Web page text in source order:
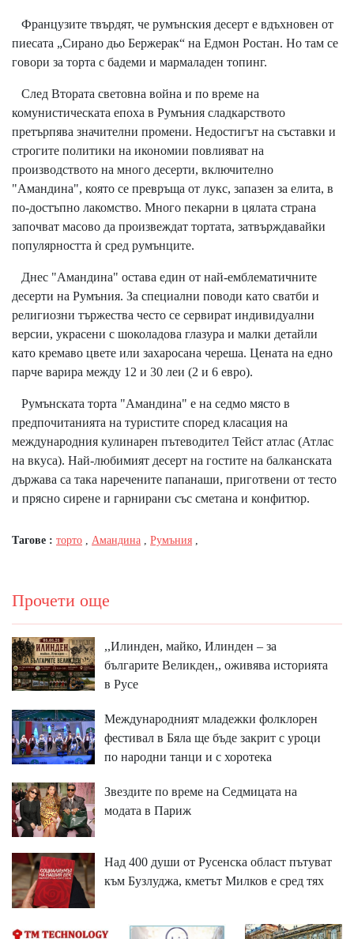
Французите твърдят, че румънския десерт е вдъхновен от
пиесата „Сирано дьо Бержерак“ на Едмон Ростан. Но там се
говори за торта с бадеми и мармаладен топинг.
След Втората световна война и по време на
комунистическата епоха в Румъния сладкарството
претърпява значителни промени. Недостигът на съставки и
строгите политики на икономии повлияват на
производството на много десерти, включително
"Амандина", която се превръща от лукс, запазен за елита, в
по-достъпно лакомство. Много пекарни в цялата страна
започват масово да произвеждат тортата, затвърждавайки
популярността ѝ сред румънците.
Днес "Амандина" остава един от най-емблематичните
десерти на Румъния. За специални поводи като сватби и
религиозни тържества често се сервират индивидуални
версии, украсени с шоколадова глазура и малки детайли
като кремаво цвете или захаросана череша. Цената на едно
парче варира между 12 и 30 леи (2 и 6 евро).
Румънската торта "Амандина" е на седмо място в
предпочитанията на туристите според класация на
международния кулинарен пътеводител Тейст атлас (Атлас
на вкуса). Най-любимият десерт на гостите на балканската
държава са така наречените папанаши, приготвени от тесто
и прясно сирене и гарнирани със сметана и конфитюр.
Тагове : торто Амандина Румъния
Прочети още
,,Илинден, майко, Илинден – за
българите Великден,, оживява историята
в Русе
Международният младежки фолклорен
фестивал в Бяла ще бъде закрит с уроци
по народни танци и с хоротека
Звездите по време на Седмицата на
модата в Париж
Над 400 души от Русенска област пътуват
към Бузлуджа, кметът Милков е сред тях